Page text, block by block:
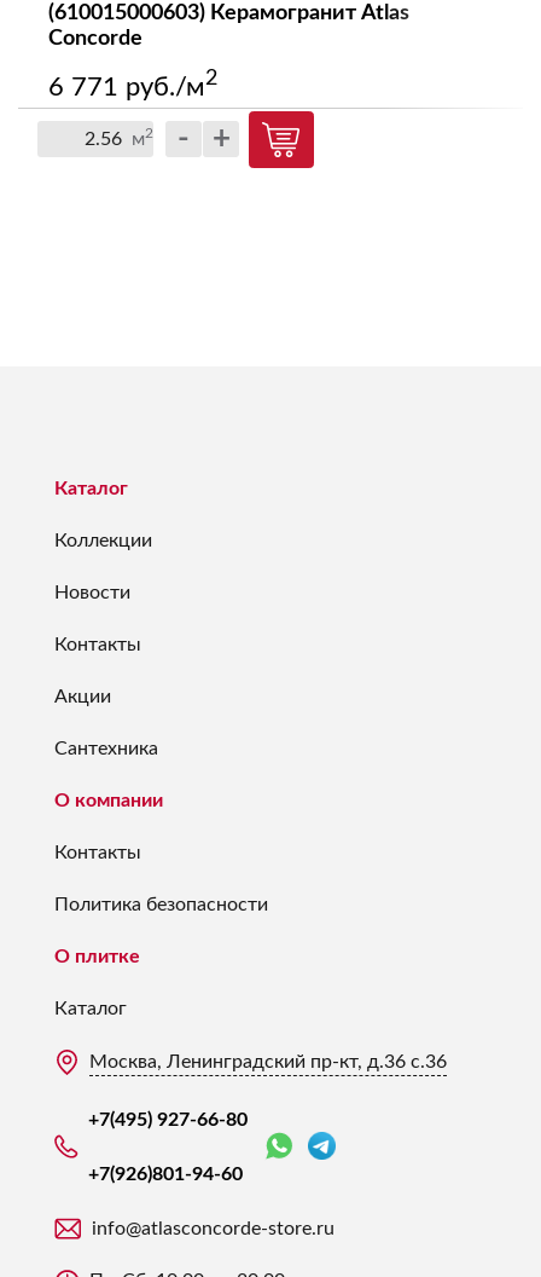
(610015000603) Керамогранит Atlas
Concorde
6 771 руб./м2
м2 - +
Каталог
Коллекции
Новости
Контакты
Акции
Сантехника
О компании
Контакты
Политика безопасности
О плитке
Каталог
Москва, Ленинградский пр-кт, д.36 с.36
+7(495) 927-66-80
+7(926)801-94-60
info@atlasconcorde-store.ru